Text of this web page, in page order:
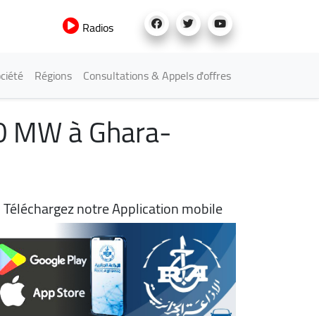
Radios
Régions Consultations & Appels d'offres
à Ghara-
Téléchargez notre Application mobile